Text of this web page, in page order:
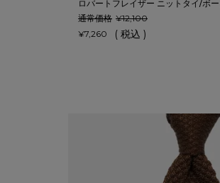
ロバートフレイザー ニットタイ/ボ
通常価格 ¥12,100
¥7,260 税込